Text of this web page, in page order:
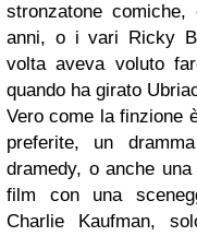
stronzatone
anni, o i vari Ricky
volta aveva voluto
quando ha girato
Vero come la finzione
preferite, un
dramedy, o anche
film con una
Charlie Kaufman,